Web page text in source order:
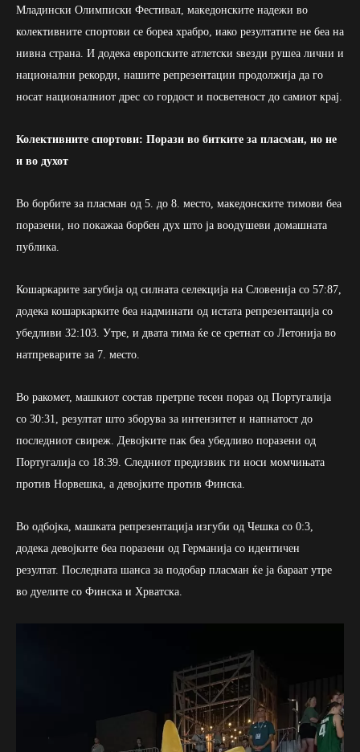
Младински Олимписки Фестивал, македонските надежи во
колективните спортови се бореа храбро, иако резултатите не беа на
нивна страна. И додека европските атлетски ѕвезди рушеа лични и
национални рекорди, нашите репрезентации продолжија да го
носат националниот дрес со гордост и посветеност до самиот крај.
Колективните спортови: Порази во битките за пласман, но не
и во духот
Во борбите за пласман од 5. до 8. место, македонските тимови беа
поразени, но покажаа борбен дух што ја воодушеви домашната
публика.
Кошаркарите загубија од силната селекција на Словенија со 57:87,
додека кошаркарките беа надминати од истата репрезентација со
убедливи 32:103. Утре, и двата тима ќе се сретнат со Летонија во
натпреварите за 7. место.
Во ракомет, машкиот состав претрпе тесен пораз од Португалија
со 30:31, резултат што зборува за интензитет и напнатост до
последниот свиреж. Девојките пак беа убедливо поразени од
Португалија со 18:39. Следниот предизвик ги носи момчињата
против Норвешка, а девојките против Финска.
Во одбојка, машката репрезентација изгуби од Чешка со 0:3,
додека девојките беа поразени од Германија со идентичен
резултат. Последната шанса за подобар пласман ќе ја бараат утре
во дуелите со Финска и Хрватска.